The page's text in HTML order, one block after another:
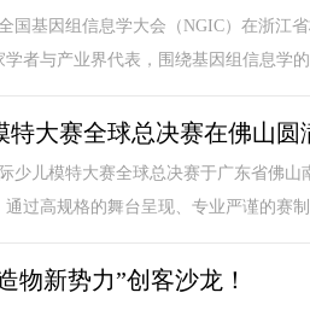
国基因组信息学大会（NGIC）在浙江
者与产业界代表，围绕基因组信息学
特大赛全球总决赛在佛山圆
少儿模特大赛全球总决赛于广东省佛
过高规格的舞台呈现、专业严谨的赛
物新势力”创客沙龙！